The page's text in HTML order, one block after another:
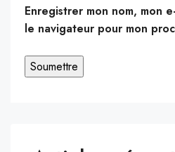
Enregistrer mon nom, mon
le navigateur pour mon